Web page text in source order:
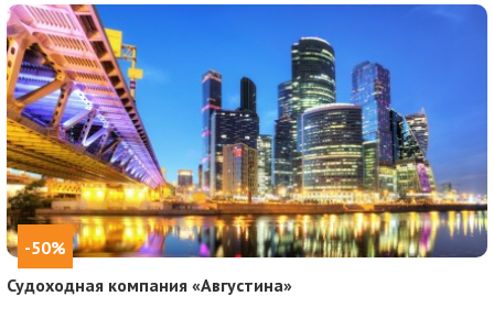
-50%
Судоходная компания «Августина»